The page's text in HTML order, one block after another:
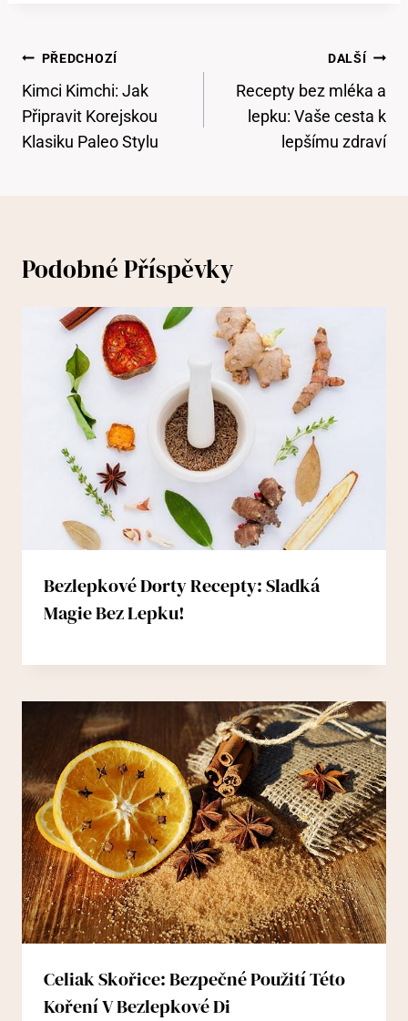
Navigace
Pro
Příspěvek
PŘEDCHOZÍ
Kimci Kimchi: Jak
Připravit Korejskou
Klasiku Paleo Stylu
DALŠÍ
Recepty bez mléka a
lepku: Vaše cesta k
lepšímu zdraví
Podobné Příspěvky
Bezlepkové Dorty Recepty: Sladká
Magie Bez Lepku!
Celiak Skořice: Bezpečné Použití Této
Koření V Bezlepkové Di